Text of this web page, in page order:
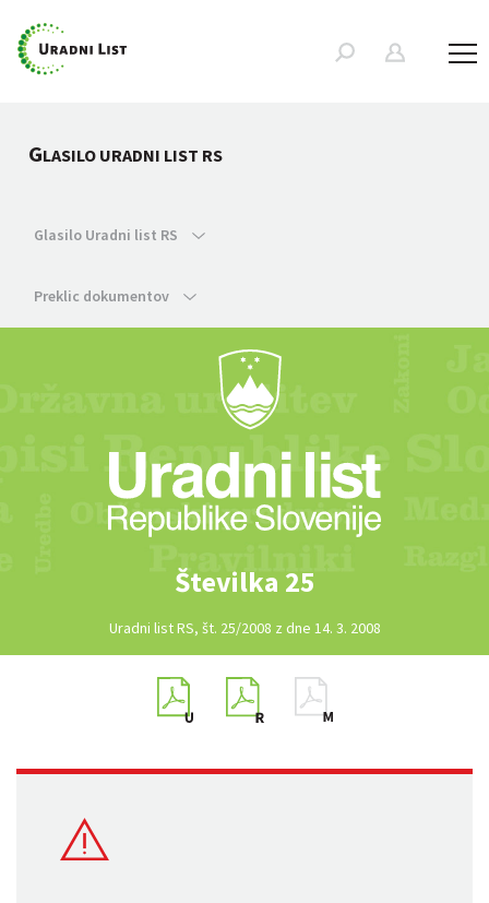
GLASILO URADNI LIST RS
Glasilo Uradni list RS
Preklic dokumentov
Številka 25
Uradni list RS, št. 25/2008 z dne 14. 3. 2008